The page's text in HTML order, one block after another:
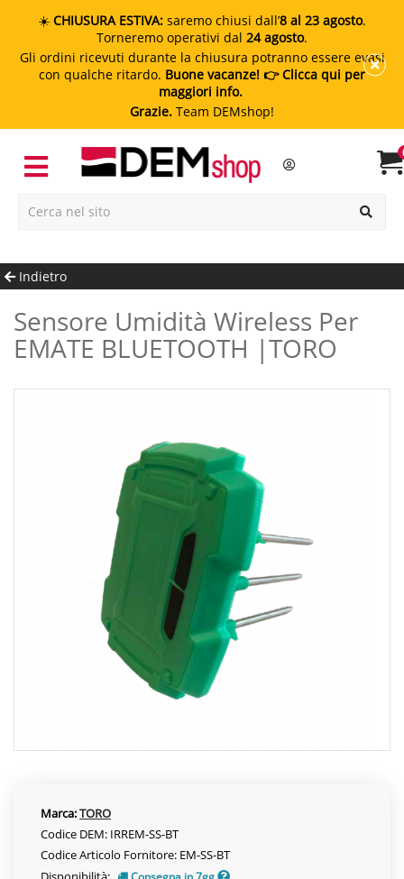
☀️ CHIUSURA ESTIVA: saremo chiusi dall’8 al 23 agosto.
Torneremo operativi dal 24 agosto.
Gli ordini ricevuti durante la chiusura potranno essere evasi
con qualche ritardo. Buone vacanze! 👉 Clicca qui per
maggiori info.
Grazie. Team DEMshop!
Indietro
Sensore Umidità Wireless Per
EMATE BLUETOOTH |TORO
Marca:TORO
Codice DEM: IRREM-SS-BT
Codice Articolo Fornitore: EM-SS-BT